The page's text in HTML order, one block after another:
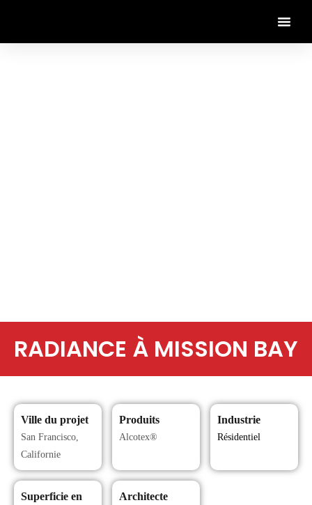
RADIANCE À MISSION BAY
Ville du projet
San Francisco,
Californie
Produits
Alcotex®
Industrie
Résidentiel
Superficie en
Architecte